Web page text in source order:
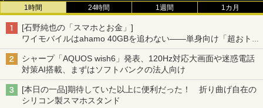
1時間 24時間 1週間 1カ月
[石野純也の「スマホとお金」]
ワイモバイルはahamo 40GBを追わない――単身向け「超おトク
割」の安さと1年限定の注意点
シャープ「AQUOS wish6」発表、120Hz対応大画面や迷惑電話
対策AI搭載、まずはソフトバンクの法人向け
[本日の一品]期待していた以上に便利だった！ 折り曲げ自在の
シリコン製スマホスタンド